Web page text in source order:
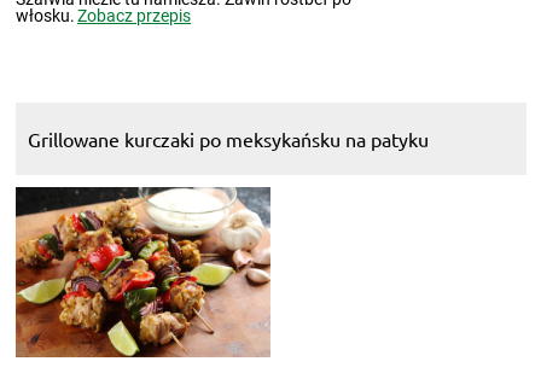
włosku.Zobacz przepis
Grillowane kurczaki po meksykańsku na patyku